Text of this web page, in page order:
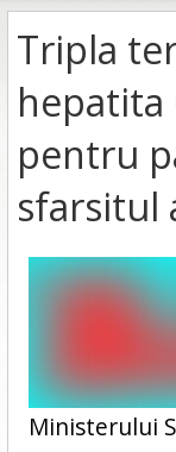
Tripla
hepatita
pentru
sfarsitul
Ministerului